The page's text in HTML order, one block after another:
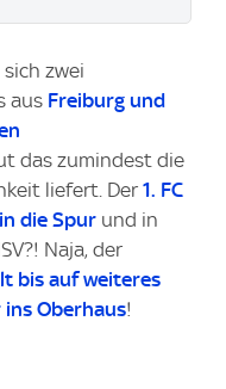
zwei
aus Freiburg und
das zumindest die
liefert. Der 1. FC
die Spur und in
Naja, der
bis auf weiteres
Oberhaus!